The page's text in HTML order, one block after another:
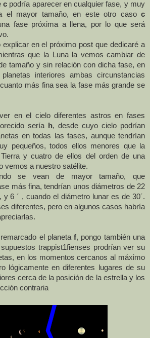
c podría aparecer en cualquier fase, y muy
el mayor tamaño, en este otro caso c
fase próxima a llena, por lo que será
explicar en el próximo post que dedicaré a
que la Lunala vemos cambiar de
tamaño y sin relación con dicha fase, en
interiores ambas circunstancias
más fina sea la fase más grande se
en el cielo diferentes astros en fases
sería h, desde cuyo cielo podrían
en todas las fases, aunque tendrían
pequeños, todos ellos menores que la
y cuatro de ellos del orden de una
vemos a nuestro satélite.
se vean de mayor tamaño, que
más fina, tendrían unos diámetros de 22
, y 6 ´ , cuando el diámetro lunar es de 30´.
diferentes, pero en algunos casos habría
el planetaf, pongo también una
trappist1fienses prodrían ver su
en los momentos cercanos al máximo
lógicamente en diferentes lugares de su
cerca de la posición de la estrella y los
contraria